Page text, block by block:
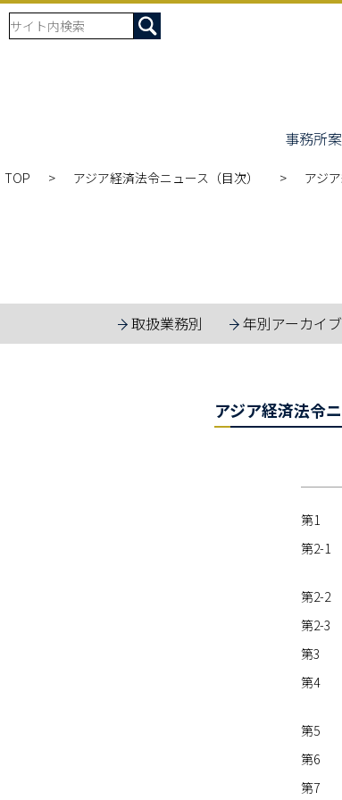
事務所
TOP アジア経済法令ニュース（目次） アジ
取扱業務別 年別アーカイブ
アジア経済法令
第1
第2-1
第2-2
第2-3
第3
第4
第5
第6
第7